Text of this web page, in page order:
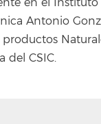
en el Instituto
Antonio
del CSIC.